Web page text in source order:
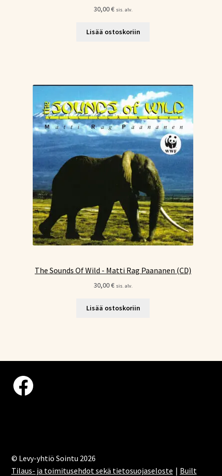
30,00€ sis. alv.
Lisää ostoskoriin
The Sounds Of Wild - Matti Rag Paananen (CD)
30,00€ sis. alv.
Lisää ostoskoriin
Facebook
© Levy-yhtiö Sointu 2026
Tilaus- ja toimitusehdot sekä tietosuojaseloste
Built